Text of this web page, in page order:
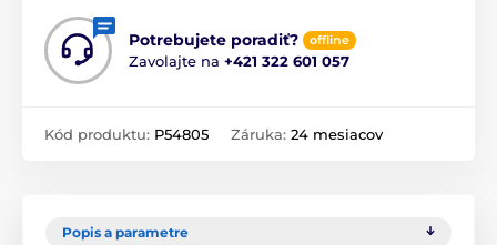
Potrebujete poradiť? offline
Zavolajte na +421 322 601 057
Kód produktu: P54805 Záruka: 24 mesiacov
Popis a parametre